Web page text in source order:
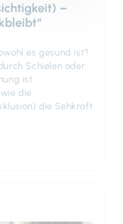
–
es gesund ist?
Schielen oder
ist
die
die Sehkraft